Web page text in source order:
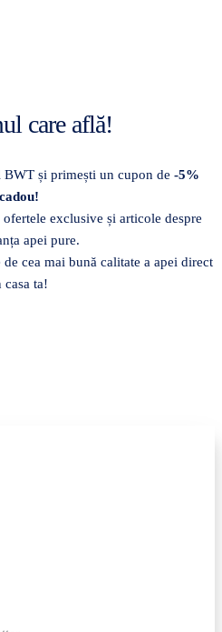
care află!
și primești un cupon de -5%
cadou!
exclusive și articole despre
apei pure.
cea mai bună calitate a apei direct
casa ta!